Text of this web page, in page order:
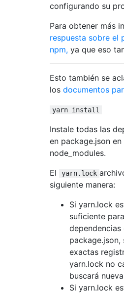
configurando su
Para obtener más
respuesta sobre el
npm, ya que eso
Esto también se
los documentos
yarn install
Instale todas las
en package.json
node_modules.
El
yarn.lock
siguiente manera:
Si yarn.lock
suficiente
dependencias
package.json,
exactas
yarn.lock no
buscará
Si yarn.lock